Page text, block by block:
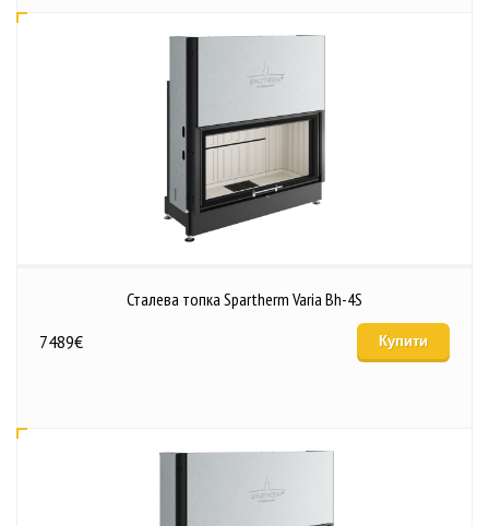
Сталева топка Spartherm Varia Bh-4S
7489€ Купити